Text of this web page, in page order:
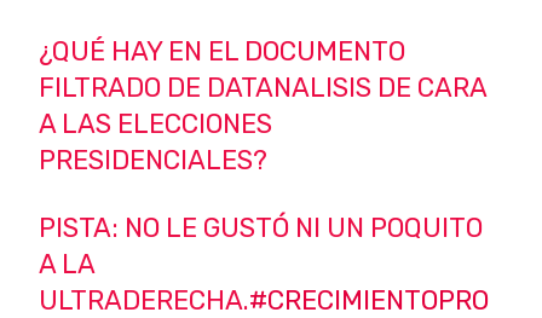
¿QUÉ HAY EN EL DOCUMENTO
FILTRADO DE DATANALISIS DE CARA
A LAS ELECCIONES
PRESIDENCIALES?
PISTA: NO LE GUSTÓ NI UN POQUITO
A LA
ULTRADERECHA.#CRECIMIENTOPRO